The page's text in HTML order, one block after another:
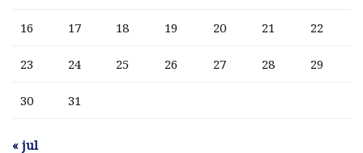
16 17 18 19 20 21 22
23 24 25 26 27 28 29
30 31
« jul